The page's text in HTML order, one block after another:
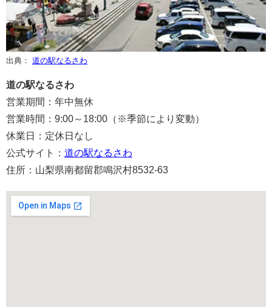
出典： 道の駅なるさわ
道の駅なるさわ
営業期間：年中無休
営業時間：9:00～18:00（※季節により変動）
休業日：定休日なし
公式サイト： 道の駅なるさわ
住所：山梨県南都留郡鳴沢村8532-63